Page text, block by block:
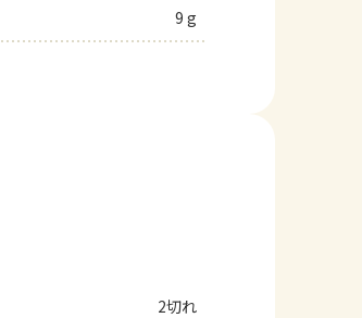
9 g
2切れ